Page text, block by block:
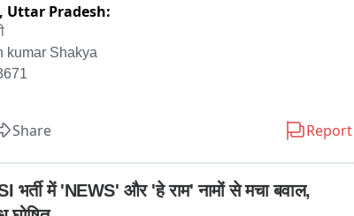
Uttar Pradesh:
kumar Shakya
में लुका-छिपी खेल रहे युवक की पीट-पीटकर हत्या / गांव में तनाव, भारी
Share Report
भर्ती में 'NEWS' और 'हे राम' नामों से मचा बवाल,